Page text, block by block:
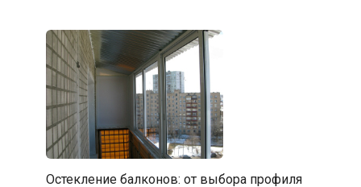
Остекление балконов: от выбора профиля